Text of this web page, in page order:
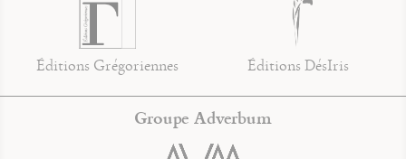
Éditions Grégoriennes Éditions DésIris
Groupe Adverbum